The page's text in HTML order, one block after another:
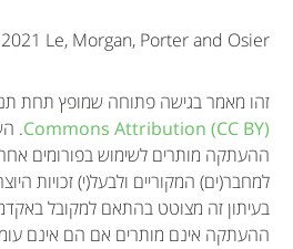
Le, Morgan, Porter and Osier
זהו מאמר בגישה פתוחה שמופץ תחת
Commons Attribution (CC BY)
.
ההעתקה מותרים לשימוש בפורומים
למחבר(ים) המקוריים ולבעל(י) זכויות
בעיתון זה מצוטט בהתאם למקובל
ההעתקה אינם מותרים אם הם אינם